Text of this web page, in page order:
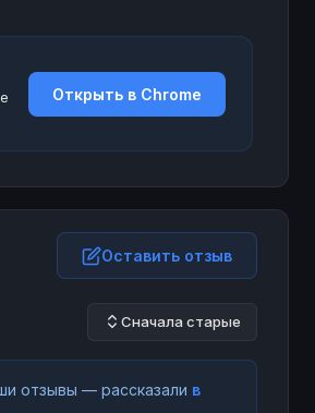
Открыть в Chrome
Оставить отзыв
Сначала старые
отзывы — рассказали в